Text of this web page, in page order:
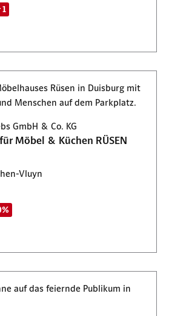
GmbH & Co. KG
Möbel & Küchen RÜSEN
Vluyn